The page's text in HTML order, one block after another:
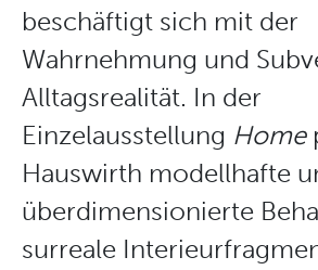
beschäftigt sich mit der
Wahrnehmung und
Alltagsrealität. In der
Einzelausstellung Home
Hauswirth modellhafte
überdimensionierte
surreale